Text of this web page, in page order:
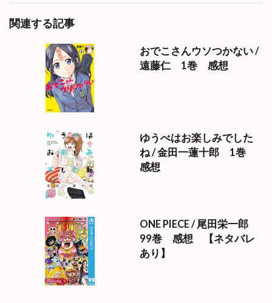
関連する記事
おでこさんウソつかない /
遠藤仁 1巻 感想
ゆうべはお楽しみでした
ね / 金田一蓮十郎 1巻
感想
ONE PIECE / 尾田栄一郎
99巻 感想 【ネタバレ
あり】